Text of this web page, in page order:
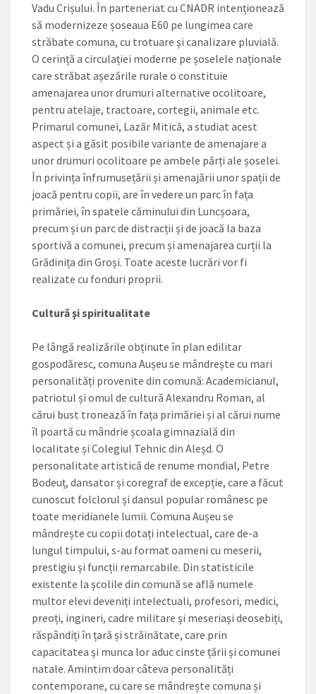
Vadu Crișului. În parteneriat cu CNADR intenționează
să modernizeze șoseaua E60 pe lungimea care
străbate comuna, cu trotuare și canalizare pluvială.
O cerință a circulației moderne pe șoselele naționale
care străbat așezările rurale o constituie
amenajarea unor drumuri alternative ocolitoare,
pentru atelaje, tractoare, cortegii, animale etc.
Primarul comunei, Lazăr Mitică, a studiat acest
aspect și a găsit posibile variante de amenajare a
unor drumuri ocolitoare pe ambele părți ale șoselei.
În privința înfrumusețării și amenajării unor spații de
joacă pentru copii, are în vedere un parc în fața
primăriei, în spatele căminului din Luncșoara,
precum și un parc de distracții și de joacă la baza
sportivă a comunei, precum și amenajarea curții la
Grădinița din Groși. Toate aceste lucrări vor fi
realizate cu fonduri proprii.
Cultură şi spiritualitate
Pe lângă realizările obținute în plan edilitar
gospodăresc, comuna Aușeu se mândrește cu mari
personalități provenite din comună: Academicianul,
patriotul și omul de cultură Alexandru Roman, al
cărui bust tronează în fața primăriei și al cărui nume
îl poartă cu mândrie școala gimnazială din
localitate și Colegiul Tehnic din Aleșd. O
personalitate artistică de renume mondial, Petre
Bodeuț, dansator și coregraf de excepție, care a făcut
cunoscut folclorul și dansul popular românesc pe
toate meridianele lumii. Comuna Aușeu se
mândrește cu copii dotați intelectual, care de-a
lungul timpului, s-au format oameni cu meserii,
prestigiu și funcții remarcabile. Din statisticile
existente la școlile din comună se află numele
multor elevi deveniți intelectuali, profesori, medici,
preoți, ingineri, cadre militare și meseriași deosebiți,
răspândiți în țară și străinătate, care prin
capacitatea și munca lor aduc cinste țării și comunei
natale. Amintim doar câteva personalități
contemporane, cu care se mândrește comuna și